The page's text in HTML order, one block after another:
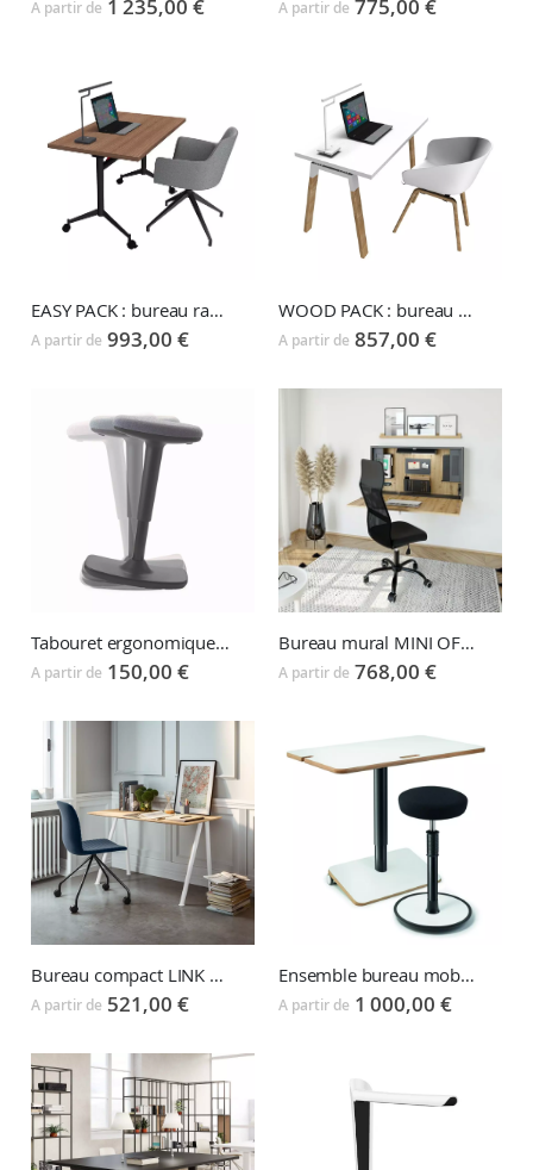
A partir de 1 235,00 € A partir de 775,00 €
EASY PACK : bureau rabattable POP-UP + fauteuil CITY
A partir de 993,00 €
WOOD PACK : bureau pieds bois ATREO WOOD + chaise pieds bois STAY
A partir de 857,00 €
Tabouret ergonomique HOP
A partir de 150,00 €
Bureau mural MINI OFFICE
A partir de 768,00 €
Bureau compact LINK COMPAS home office
A partir de 521,00 €
Ensemble bureau mobile ONGO SPARK et siège assis debout ONGO FREE
A partir de 1 000,00 €